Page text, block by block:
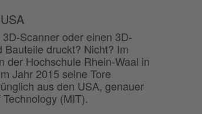
Scanner oder einen 3D-
druckt? Nicht? Im
der Hochschule Rhein-Waal in
Jahr 2015 seine Tore
aus den USA, genauer
(MIT).